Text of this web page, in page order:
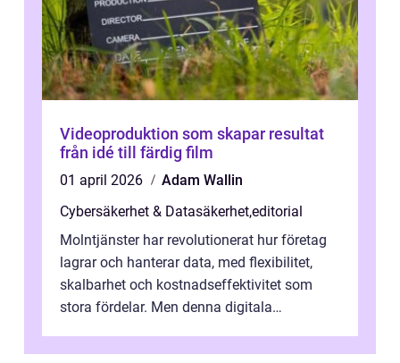
Videoproduktion som skapar resultat
från idé till färdig film
01 april 2026
Adam Wallin
Cybersäkerhet & Datasäkerhet,editorial
Molntjänster har revolutionerat hur företag
lagrar och hanterar data, med flexibilitet,
skalbarhet och kostnadseffektivitet som
stora fördelar. Men denna digitala